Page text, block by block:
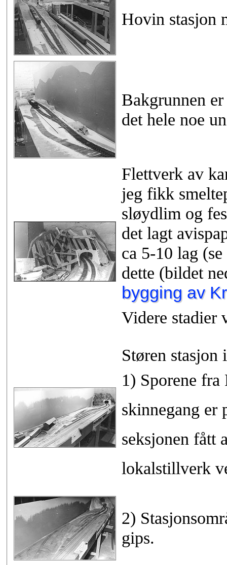
Hovin stasjon
Bakgrunnen
det hele noe
Flettverk av
jeg fikk
sløydlim og
det lagt
ca 5-10 lag
dette (bildet
bygging av
Videre stadier
Støren stasjon
1) Sporene
skinnegang er
seksjonen fått
lokalstillverk
2)
gips.